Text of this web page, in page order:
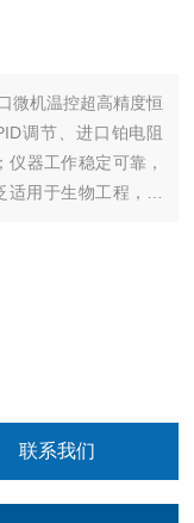
微机温控超高精度恒
调节、进口铂电阻
仪器工作稳定可靠，
用于生物工程，医
等院校、工厂实验
联系我们